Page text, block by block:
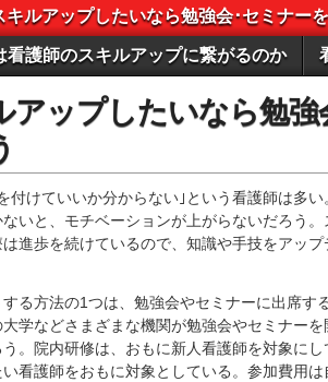
キルアップしたいなら勉強会･セミナー
看護師のスキルアップに繋がるのか
アップしたいなら勉強
付けていいか分からない｣という看護師は多
いと、モチベーションが上がらないだろう
進歩を続けているので、知識や手技をアップ
る方法の1つは、勉強会やセミナーに出席す
学などさまざまな機関が勉強会やセミナーを
。院内研修は、おもに新人看護師を対象にし
看護師をおもに対象としている。参加費用は